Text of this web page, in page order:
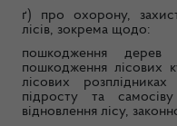
ґ) про охорону,
лісів, зокрема щодо:
пошкодження дерев
пошкодження лісових
лісових
підросту та
відновлення лісу,